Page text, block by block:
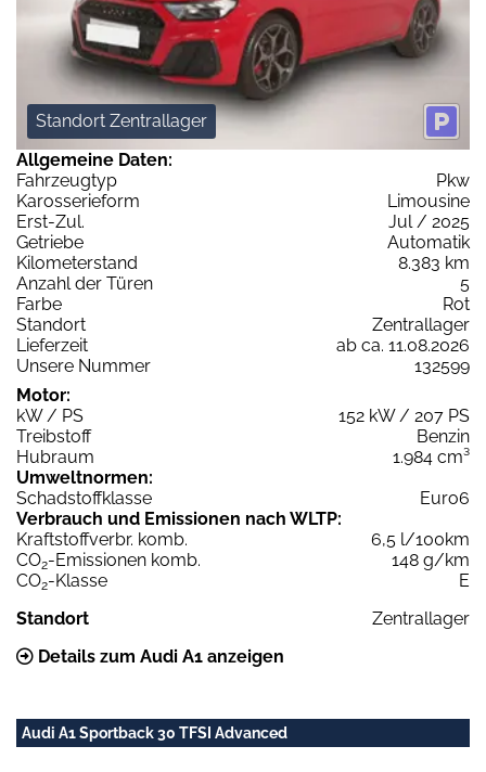
Standort Zentrallager
Allgemeine Daten:
Fahrzeugtyp
Pkw
Karosserieform
Limousine
Erst-Zul.
Jul / 2025
Getriebe
Automatik
Kilometerstand
8.383 km
Anzahl der Türen
5
Farbe
Rot
Standort
Zentrallager
Lieferzeit
ab ca. 11.08.2026
Unsere Nummer
132599
Motor:
kW / PS
152 kW / 207 PS
Treibstoff
Benzin
Hubraum
1.984 cm³
Umweltnormen:
Schadstoffklasse
Euro6
Verbrauch und Emissionen nach WLTP:
Kraftstoffverbr. komb.
6,5 l/100km
CO2-Emissionen komb.
148 g/km
CO2-Klasse
E
Standort
Zentrallager
Details zum Audi A1 anzeigen
Audi A1 Sportback 30 TFSI Advanced